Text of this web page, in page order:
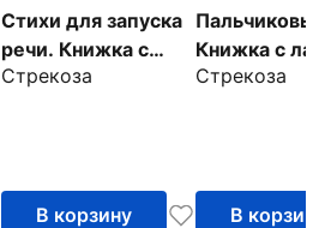
Стихи для запуска
речи. Книжка с
лапками
Стрекоза
В корзину
Книжка с
Стрекоза
В корзину